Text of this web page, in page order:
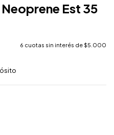
Est 35
6 cuotas sin interés de $5.000